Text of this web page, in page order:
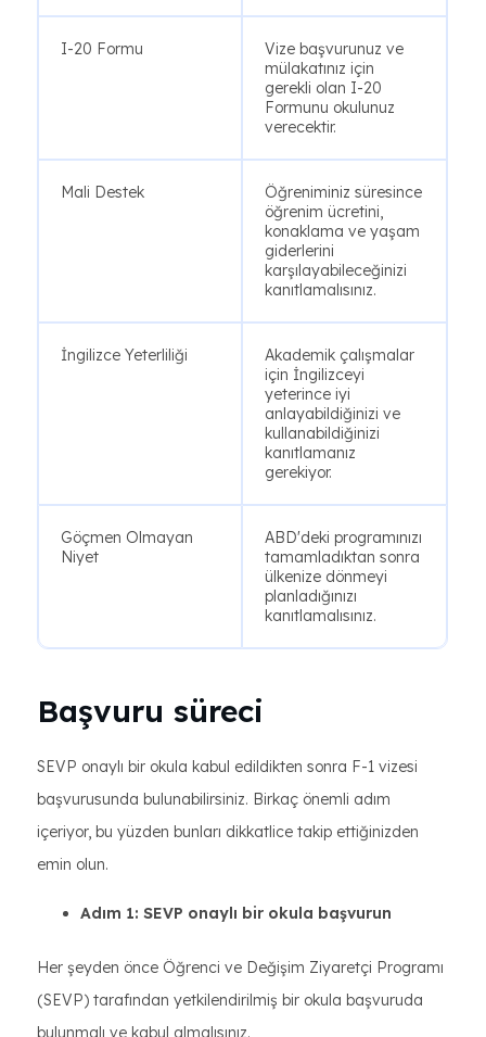
I-20 Formu
Vize başvurunuz ve
mülakatınız için
gerekli olan I-20
Formunu okulunuz
verecektir.
Mali Destek
Öğreniminiz süresince
öğrenim ücretini,
konaklama ve yaşam
giderlerini
karşılayabileceğinizi
kanıtlamalısınız.
İngilizce Yeterliliği
Akademik çalışmalar
için İngilizceyi
yeterince iyi
anlayabildiğinizi ve
kullanabildiğinizi
kanıtlamanız
gerekiyor.
Göçmen Olmayan
Niyet
ABD'deki programınızı
tamamladıktan sonra
ülkenize dönmeyi
planladığınızı
kanıtlamalısınız.
Başvuru süreci
SEVP onaylı bir okula kabul edildikten sonra F-1 vizesi
başvurusunda bulunabilirsiniz. Birkaç önemli adım
içeriyor, bu yüzden bunları dikkatlice takip ettiğinizden
emin olun.
Adım 1: SEVP onaylı bir okula başvurun
Her şeyden önce Öğrenci ve Değişim Ziyaretçi Programı
(SEVP) tarafından yetkilendirilmiş bir okula başvuruda
bulunmalı ve kabul almalısınız.